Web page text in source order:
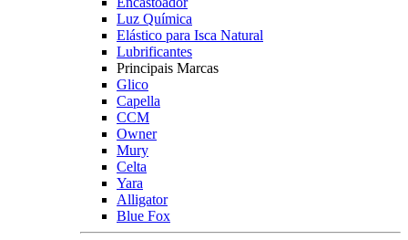
Luz Química
Elástico para Isca Natural
Lubrificantes
Principais Marcas
Glico
Capella
CCM
Owner
Mury
Celta
Yara
Alligator
Blue Fox